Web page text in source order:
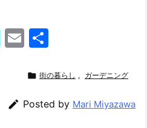
H
a
E
ai
l
 街の暮らし , ガーデニング
 Posted by Mari Miyazawa